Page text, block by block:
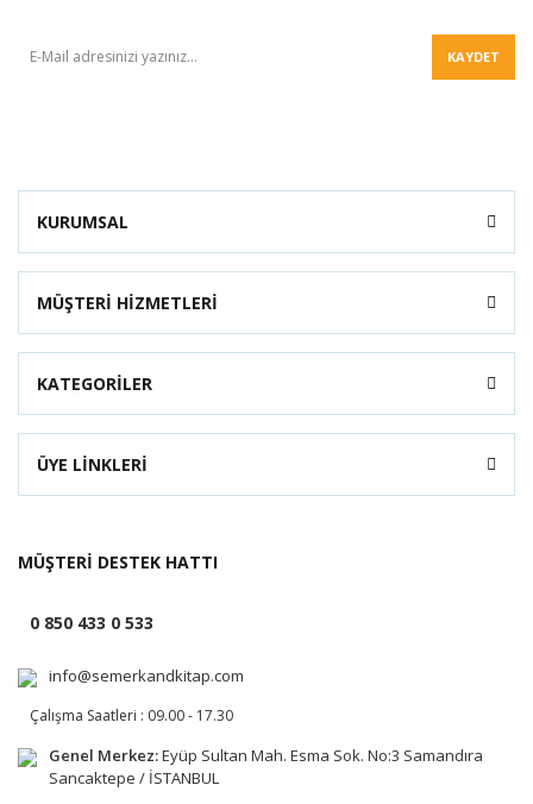
KAYDET
KURUMSAL
MÜŞTERİ HİZMETLERİ
KATEGORİLER
ÜYE LİNKLERİ
MÜŞTERİ DESTEK HATTI
0 850 433 0 533
info@semerkandkitap.com
Çalışma Saatleri : 09.00 - 17.30
Genel Merkez:Eyüp Sultan Mah. Esma Sok. No:3 Samandıra
Sancaktepe / İSTANBUL